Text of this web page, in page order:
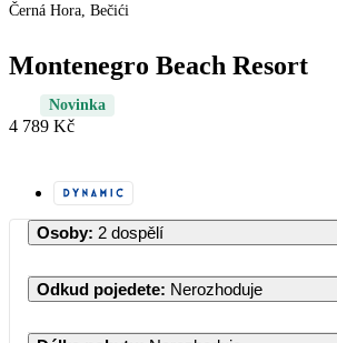
Černá Hora, Bečići
Montenegro Beach Resort
Novinka
4 789 Kč
Osoby: 2 dospělí
Odkud pojedete: Nerozhoduje